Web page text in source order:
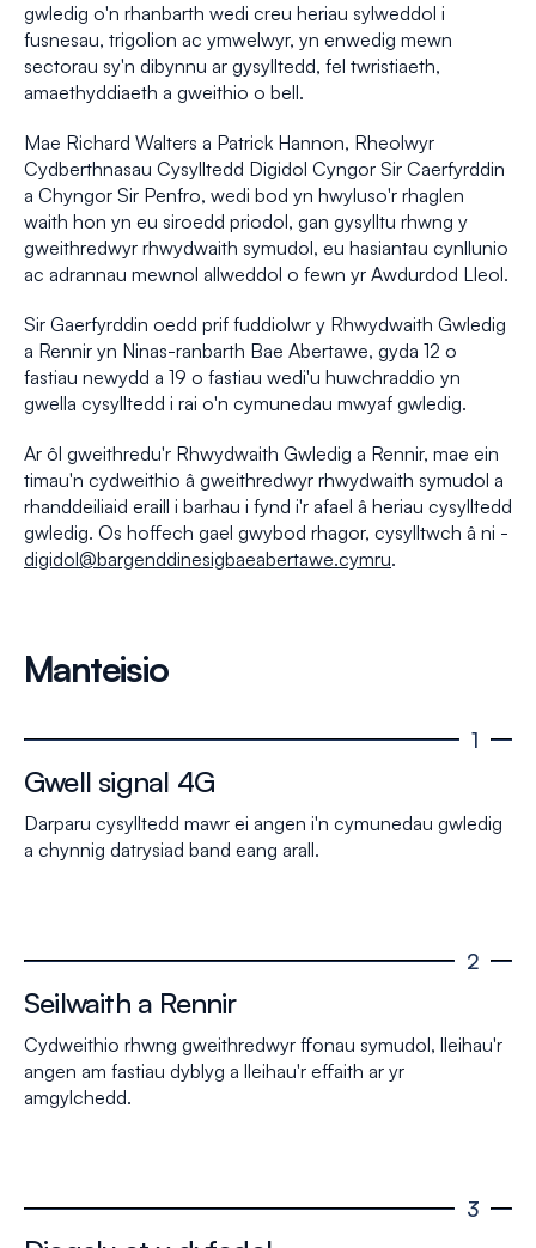
gwledig o'n rhanbarth wedi creu heriau sylweddol i
fusnesau, trigolion ac ymwelwyr, yn enwedig mewn
sectorau sy'n dibynnu ar gysylltedd, fel twristiaeth,
amaethyddiaeth a gweithio o bell.
Mae Richard Walters a Patrick Hannon, Rheolwyr
Cydberthnasau Cysylltedd Digidol Cyngor Sir Caerfyrddin
a Chyngor Sir Penfro, wedi bod yn hwyluso'r rhaglen
waith hon yn eu siroedd priodol, gan gysylltu rhwng y
gweithredwyr rhwydwaith symudol, eu hasiantau cynllunio
ac adrannau mewnol allweddol o fewn yr Awdurdod Lleol.
Sir Gaerfyrddin oedd prif fuddiolwr y Rhwydwaith Gwledig
a Rennir yn Ninas-ranbarth Bae Abertawe, gyda 12 o
fastiau newydd a 19 o fastiau wedi'u huwchraddio yn
gwella cysylltedd i rai o'n cymunedau mwyaf gwledig.
Ar ôl gweithredu'r Rhwydwaith Gwledig a Rennir, mae ein
timau'n cydweithio â gweithredwyr rhwydwaith symudol a
rhanddeiliaid eraill i barhau i fynd i'r afael â heriau cysylltedd
gwledig. Os hoffech gael gwybod rhagor, cysylltwch â ni -
digidol@bargenddinesigbaeabertawe.cymru.
Manteisio
1
Gwell signal 4G
Darparu cysylltedd mawr ei angen i'n cymunedau gwledig
a chynnig datrysiad band eang arall.
2
Seilwaith a Rennir
Cydweithio rhwng gweithredwyr ffonau symudol, lleihau'r
angen am fastiau dyblyg a lleihau'r effaith ar yr
amgylchedd.
3